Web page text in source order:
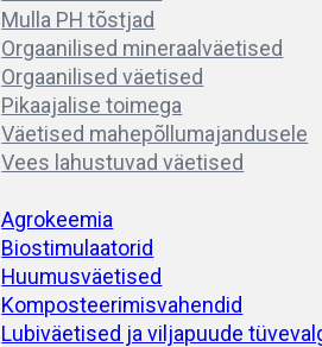
Mulla PH tõstjad
Orgaanilised mineraalväetised
Orgaanilised väetised
Pikaajalise toimega
Väetised mahepõllumajandusele
Vees lahustuvad väetised
Agrokeemia
Biostimulaatorid
Huumusväetised
Komposteerimisvahendid
Lubiväetised ja viljapuude